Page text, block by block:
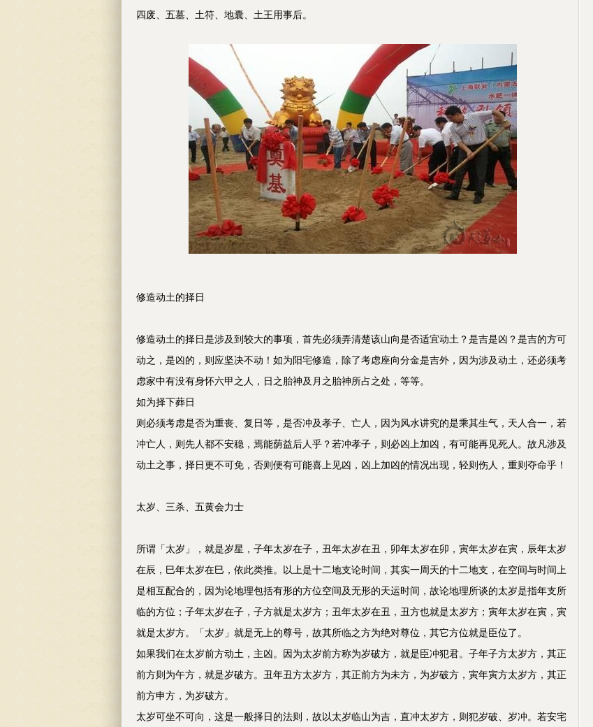
四废、五墓、土符、地囊、土王用事后。
修造动土的择日
修造动土的择日是涉及到较大的事项，首先必须弄清楚该山向是否适宜动土？是吉是凶？是吉的方可
动之，是凶的，则应坚决不动！如为阳宅修造，除了考虑座向分金是吉外，因为涉及动土，还必须考
虑家中有没有身怀六甲之人，日之胎神及月之胎神所占之处，等等。
如为择下葬日
则必须考虑是否为重丧、复日等，是否冲及孝子、亡人，因为风水讲究的是乘其生气，天人合一，若
冲亡人，则先人都不安稳，焉能荫益后人乎？若冲孝子，则必凶上加凶，有可能再见死人。故凡涉及
动土之事，择日更不可免，否则便有可能喜上见凶，凶上加凶的情况出现，轻则伤人，重则夺命乎！
太岁、三杀、五黄会力士
所谓「太岁」，就是岁星，子年太岁在子，丑年太岁在丑，卯年太岁在卯，寅年太岁在寅，辰年太岁
在辰，巳年太岁在巳，依此类推。以上是十二地支论时间，其实一周天的十二地支，在空间与时间上
是相互配合的，因为论地理包括有形的方位空间及无形的天运时间，故论地理所谈的太岁是指年支所
临的方位；子年太岁在子，子方就是太岁方；丑年太岁在丑，丑方也就是太岁方；寅年太岁在寅，寅
就是太岁方。「太岁」就是无上的尊号，故其所临之方为绝对尊位，其它方位就是臣位了。
如果我们在太岁前方动土，主凶。因为太岁前方称为岁破方，就是臣冲犯君。子年子方太岁方，其正
前方则为午方，就是岁破方。丑年丑方太岁方，其正前方为未方，为岁破方，寅年寅方太岁方，其正
前方申方，为岁破方。
太岁可坐不可向，这是一般择日的法则，故以太岁临山为吉，直冲太岁方，则犯岁破、岁冲。若安宅